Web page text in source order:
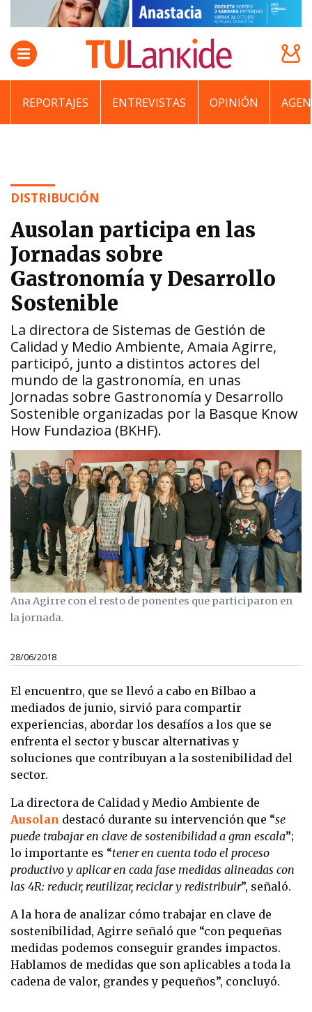
REPORTAJES ENTREVISTAS OPINIÓN
DISTRIBUCIÓN
Ausolan participa en las
Jornadas sobre
Gastronomía y Desarrollo
Sostenible
La directora de Sistemas de Gestión de
Calidad y Medio Ambiente, Amaia Agirre,
participó, junto a distintos actores del
mundo de la gastronomía, en unas
Jornadas sobre Gastronomía y Desarrollo
Sostenible organizadas por la Basque Know
How Fundazioa (BKHF).
Ana Agirre con el resto de ponentes que participaron en
la jornada.
28/06/2018
El encuentro, que se llevó a cabo en Bilbao a
mediados de junio, sirvió para compartir
experiencias, abordar los desafíos a los que se
enfrenta el sector y buscar alternativas y
soluciones que contribuyan a la sostenibilidad del
sector.
La directora de Calidad y Medio Ambiente de
Ausolan destacó durante su intervención que “se
puede trabajar en clave de sostenibilidad a gran escala”;
lo importante es “tener en cuenta todo el proceso
productivo y aplicar en cada fase medidas alineadas con
las 4R: reducir, reutilizar, reciclar y redistribuir”, señaló.
A la hora de analizar cómo trabajar en clave de
sostenibilidad, Agirre señaló que “con pequeñas
medidas podemos conseguir grandes impactos.
Hablamos de medidas que son aplicables a toda la
cadena de valor, grandes y pequeños”, concluyó.